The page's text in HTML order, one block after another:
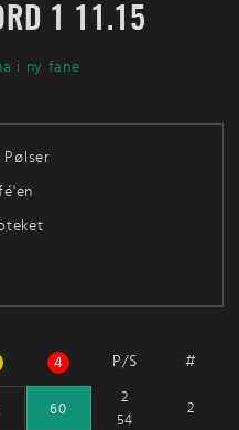
1 11.15
i ny fane
Pølser
4 P/S #
60
2
54
2